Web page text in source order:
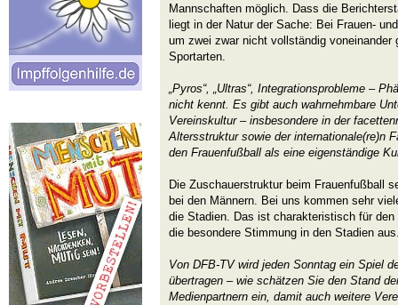
Mannschaften möglich. Dass die
liegt in der Natur der Sache: Bei Frauen-
um zwei zwar nicht vollständig voneinander
Sportarten.
„Pyros“, „Ultras“, Integrationsprobleme –
nicht kennt. Es gibt auch wahrnehmbare
Vereinskultur – insbesondere in der
Altersstruktur sowie der internationale(re)n
den Frauenfußball als eine eigenständige
Die Zuschauerstruktur beim Frauenfußball
bei den Männern. Bei uns kommen sehr
die Stadien. Das ist charakteristisch für
die besondere Stimmung in den Stadien
Von DFB-TV wird jeden Sonntag ein Spiel
übertragen – wie schätzen Sie den Stand
Medienpartnern ein, damit auch weitere